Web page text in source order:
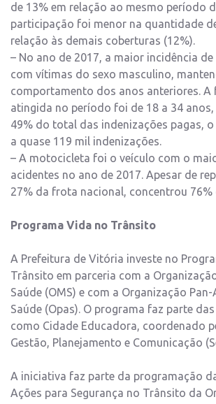
de 13% em relação ao mesmo período
participação foi menor na quantidade
relação às demais coberturas (12%).
– No ano de 2017, a maior incidência
com vítimas do sexo masculino,
comportamento dos anos anteriores. A
atingida no período foi de 18 a 34
49% do total das indenizações pagas,
a quase 119 mil indenizações.
– A motocicleta foi o veículo com o
acidentes no ano de 2017. Apesar de
27% da frota nacional, concentrou 76%
Programa Vida no Trânsito
A Prefeitura de Vitória investe no
Trânsito em parceria com a
Saúde (OMS) e com a Organização
Saúde (Opas). O programa faz parte
como Cidade Educadora, coordenado
Gestão, Planejamento e Comunicação
A iniciativa faz parte da programação
Ações para Segurança no Trânsito da